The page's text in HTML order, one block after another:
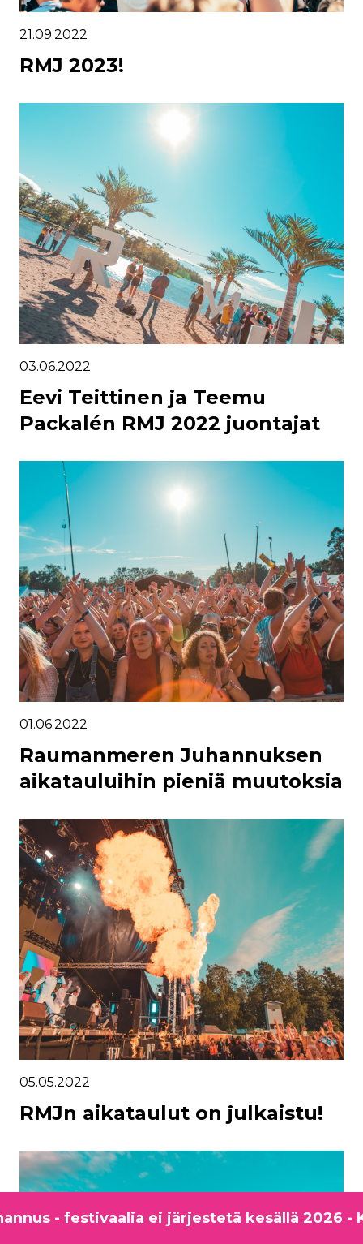
21.09.2022
RMJ 2023!
03.06.2022
Eevi Teittinen ja Teemu
Packalén RMJ 2022 juontajat
01.06.2022
Raumanmeren Juhannuksen
aikatauluihin pieniä muutoksia
05.05.2022
RMJn aikataulut on julkaistu!
- festivaalia ei järjestetä kesällä 2026